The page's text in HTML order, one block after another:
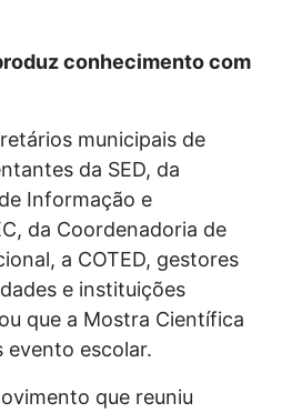
conhecimento com
municipais de
da SED, da
Informação e
da Coordenadoria de
a COTED, gestores
e instituições
que a Mostra Científica
evento escolar.
que reuniu